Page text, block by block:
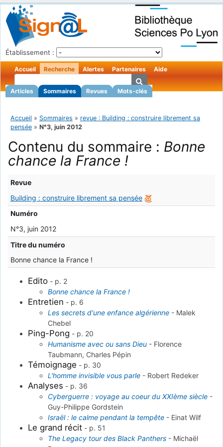
Établissement :
Accueil Recherche
Articles Sommaires Revues Mots-clés
Alertes Partenaires Aide
Accueil » Sommaires » revue : Building : construire librement sa
pensée » N°3, juin 2012
Contenu du sommaire : Bonne
chance la France !
Revue
Building : construire librement sa pensée
Numéro
N°3, juin 2012
Titre du numéro
Bonne chance la France !
Edito - p. 2
Bonne chance la France !
Entretien - p. 6
Les secrets d'une enfance algérienne - Malek
Chebel
Ping-Pong - p. 20
Humanisme avec ou sans Dieu - Florence
Taubmann, Charles Pépin
Témoignage - p. 30
L'homme invisible vous parle - Robert Redeker
Analyses - p. 36
Cyberguerre : voyage au coeur du XXIème siècle -
Guy-Philippe Gordstein
Israël : le calme pendant la tempête - Einat Wilf
Le grand récit - p. 51
The Legacy tour des Black Panthers - Michaël